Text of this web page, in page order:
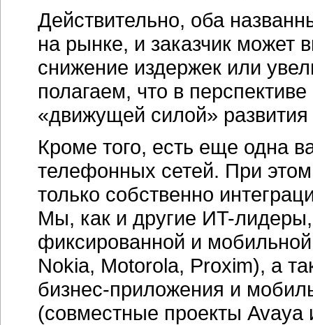
Действительно, оба
на рынке, и заказчик может
снижение издержек или
полагаем, что в
«движущей силой»
Кроме того, есть еще одна
телефонных сетей. При
только собственно
Мы, как и другие ИT-лидеры,
фиксированной и
Nokia, Motorola, Proxim), а
бизнес-приложения и
(совместные проекты Avaya